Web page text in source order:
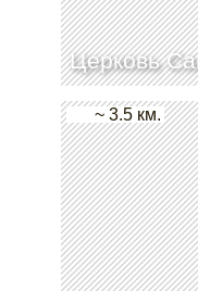
Церковь
~ 3.5 км.